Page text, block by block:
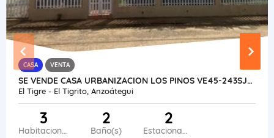
CASA VENTA
SE VENDE CASA URBANIZACION LOS PINOS VE45-243SJG-DVAR-EQUI
El Tigre - El Tigrito, Anzoátegui
3
Habitaciones
2
Baño(s)
2
Estacionamiento